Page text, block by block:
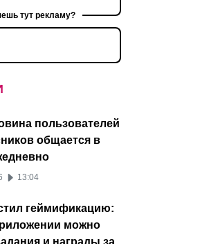
тут рекламу?
пользователей
общается в
13:04
геймификацию:
можно
и награды за